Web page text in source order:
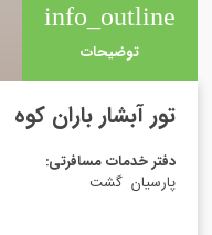
info_outline
توضیحات
تور آبشار باران کوه
دفتر خدمات مسافرتی:
پارسیان گشت